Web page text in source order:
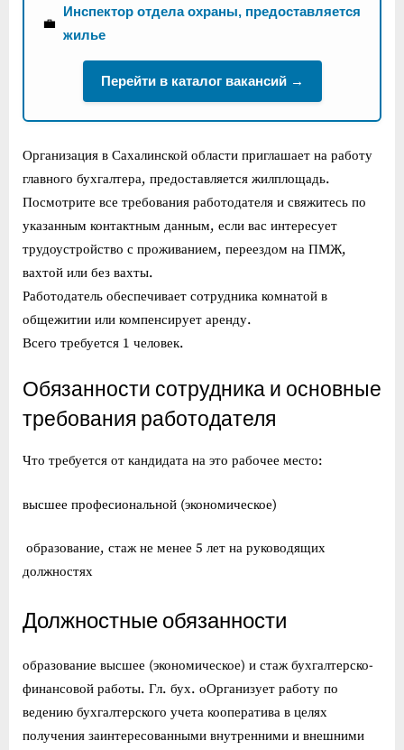
💼
Инспектор отдела охраны, предоставляется
жилье
Перейти в каталог вакансий →
Организация в Сахалинской области приглашает на работу
главного бухгалтера, предоставляется жилплощадь.
Посмотрите все требования работодателя и свяжитесь по
указанным контактным данным, если вас интересует
трудоустройство с проживанием, переездом на ПМЖ,
вахтой или без вахты.
Работодатель обеспечивает сотрудника комнатой в
общежитии или компенсирует аренду.
Всего требуется 1 человек.
Обязанности сотрудника и основные
требования работодателя
Что требуется от кандидата на это рабочее место:
высшее професиональной (экономическое)
образование, стаж не менее 5 лет на руководящих
должностях
Должностные обязанности
образование высшее (экономическое) и стаж бухгалтерско-
финансовой работы. Гл. бух. оОрганизует работу по
ведению бухгалтерского учета кооператива в целях
получения заинтересованными внутренними и внешними